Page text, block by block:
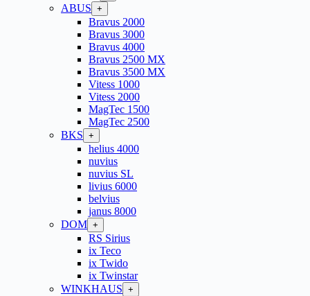
ABUS +
Bravus 2000
Bravus 3000
Bravus 4000
Bravus 2500 MX
Bravus 3500 MX
Vitess 1000
Vitess 2000
MagTec 1500
MagTec 2500
BKS +
helius 4000
nuvius
nuvius SL
livius 6000
belvius
janus 8000
DOM +
RS Sirius
ix Teco
ix Twido
ix Twinstar
WINKHAUS +